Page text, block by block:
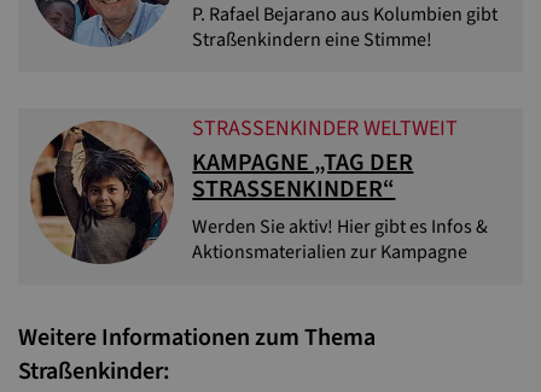
P. Rafael Bejarano aus Kolumbien gibt
Straßenkindern eine Stimme!
STRASSENKINDER WELTWEIT
KAMPAGNE „TAG DER
STRASSENKINDER“
Werden Sie aktiv! Hier gibt es Infos &
Aktionsmaterialien zur Kampagne
Weitere Informationen zum Thema
Straßenkinder: